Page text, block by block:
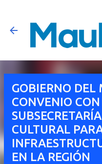
Ir al
GOBIERNO DEL
CONVENIO
CULTURAL
EN LA REGIÓN